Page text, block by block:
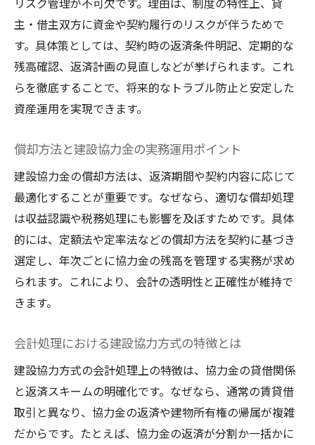
主・借主双方に資金や契約履行のリスクが伴うためで
す。具体策としては、契約時の返済条件明記、定期的な
残高確認、返済計画の見直しなどが挙げられます。これ
らを徹底することで、将来的なトラブル防止と安定した
資産運用を実現できます。
償却方法と建設協力金の実務運用ポイント
建設協力金の償却方法は、返済期間や契約内容に応じて
最適化することが重要です。なぜなら、適切な償却処理
は収益認識や税務処理にも影響を及ぼすためです。具体
的には、定額法や定率法などの償却方法を契約に基づき
選定し、年次ごとに協力金の残高を管理する実務が求め
られます。これにより、会計の透明性と正確性が維持で
きます。
会計処理における建設協力方式の特徴とは
建設協力方式の会計処理上の特徴は、協力金の貸借関係
と返済スキームの明確化です。なぜなら、通常の賃貸借
取引と異なり、協力金の返済や建物所有権の帰属が複雑
だからです。たとえば、協力金の返済が分割か一括かに